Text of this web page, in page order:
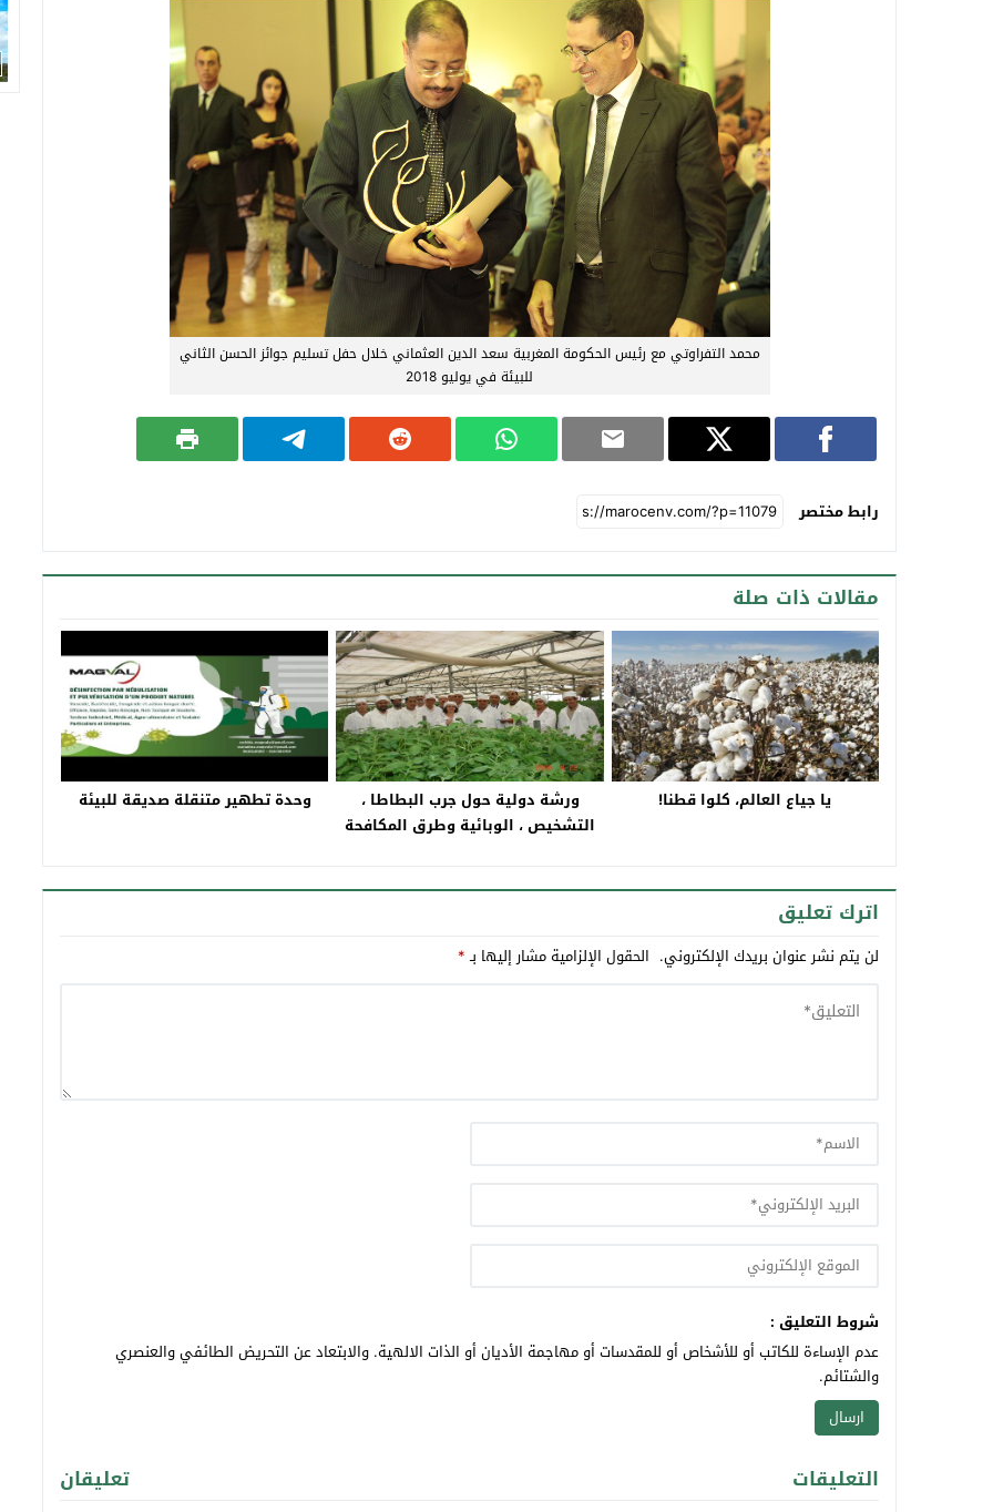
محمد التفراوتي مع رئيس الحكومة المغربية سعد الدين العثماني خلال حفل تسليم جوائز الحسن الثاني
للبيئة في يوليو 2018
رابط مختصر
مقالات ذات صلة
يا جياع العالم، كلوا قطنا!
ورشة دولية حول جرب البطاطا ،
التشخيص ، الوبائية وطرق المكافحة
وحدة تطهير متنقلة صديقة للبيئة
اترك تعليق
لن يتم نشر عنوان بريدك الإلكتروني. الحقول الإلزامية مشار إليها بـ*
شروط التعليق :
عدم الإساءة للكاتب أو للأشخاص أو للمقدسات أو مهاجمة الأديان أو الذات الالهية. والابتعاد عن التحريض الطائفي والعنصري
والشتائم.
التعليقات تعليقان